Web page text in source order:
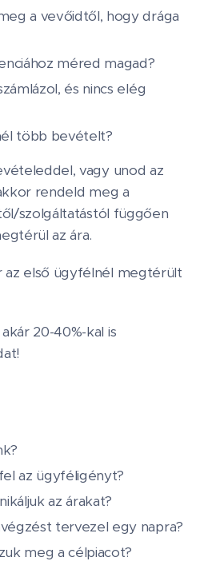
a vevőidtől, hogy drága
méred magad?
és nincs elég
több bevételt?
vagy unod az
rendeld meg a
szolgáltatástól függően
az ára.
első ügyfélnél megtérült
20-40%-kal is
az ügyféligényt?
az árakat?
tervezel egy napra?
meg a célpiacot?